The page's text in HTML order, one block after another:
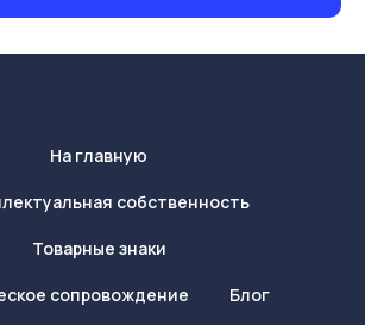
На главную
собственность
Товарные знаки
сопровождение Блог